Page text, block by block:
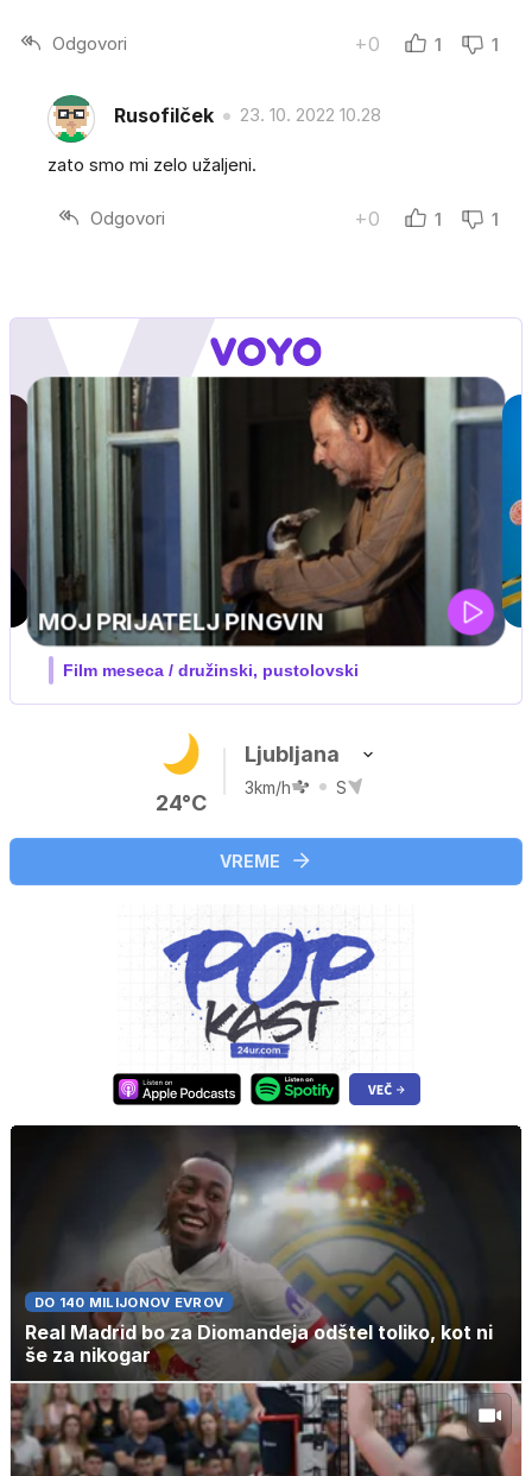
Odgovori +0 1 1
Rusofilček 23. 10. 2022 10.28
zato smo mi zelo užaljeni.
Odgovori +0 1 1
24°C
Ljubljana
3km/h S
VREME
DO 140 MILIJONOV EVROV
Real Madrid bo za Diomandeja odštel toliko, kot ni
še za nikogar